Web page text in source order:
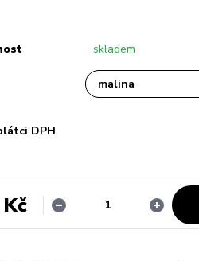
skladem
DPH